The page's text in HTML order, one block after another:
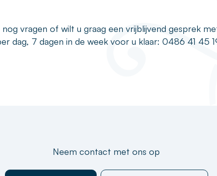
vragen of wilt u graag een vrijblijvend gesprek
dag, 7 dagen in de week voor u klaar: 0486 41 45
Neem contact met ons op